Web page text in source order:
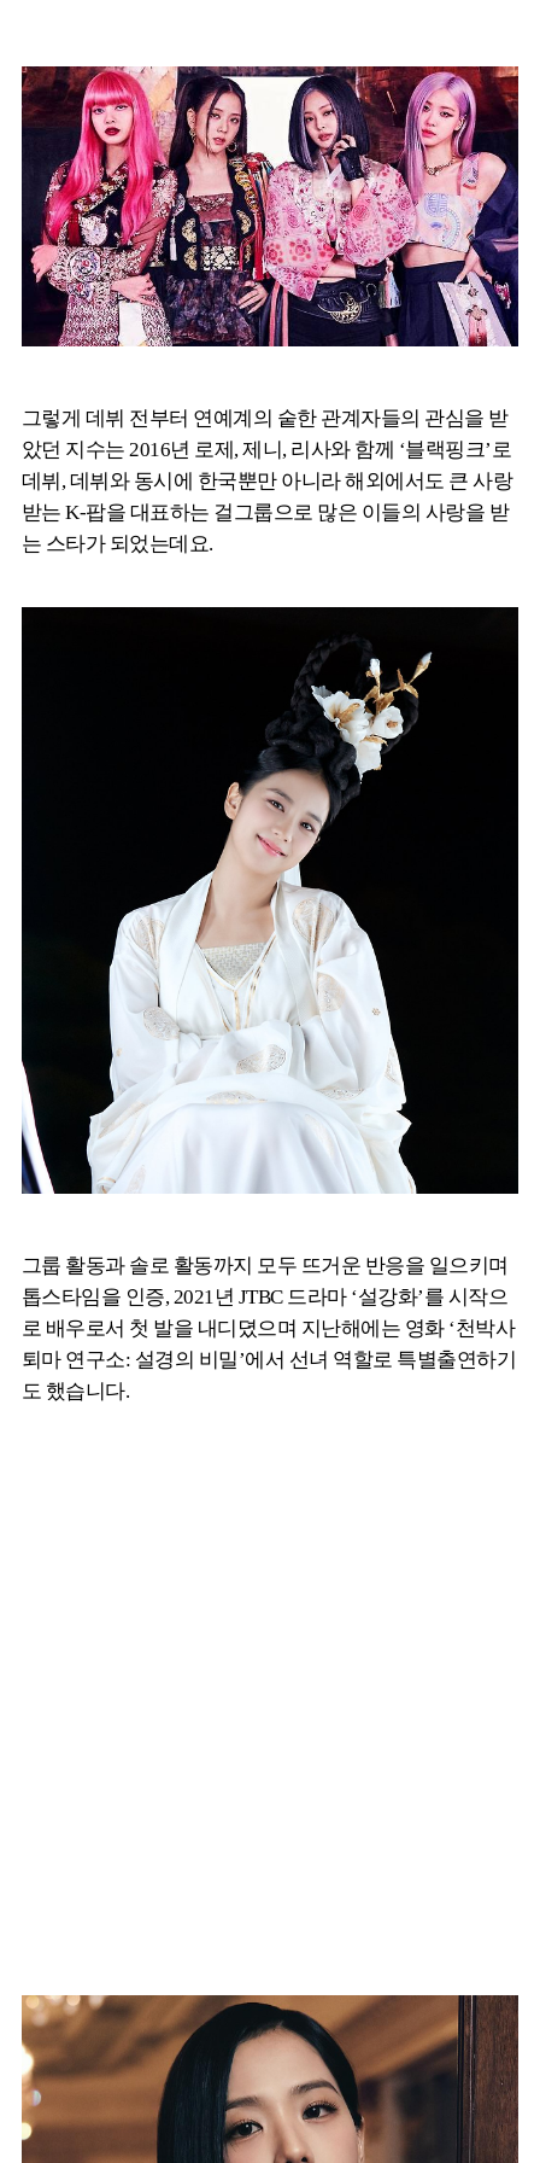
그렇게 데뷔 전부터 연예계의 숱한 관계자들의 관심을 받
았던 지수는 2016년 로제, 제니, 리사와 함께 ‘블랙핑크’로
데뷔, 데뷔와 동시에 한국뿐만 아니라 해외에서도 큰 사랑
받는 K-팝을 대표하는 걸그룹으로 많은 이들의 사랑을 받
는 스타가 되었는데요.
그룹 활동과 솔로 활동까지 모두 뜨거운 반응을 일으키며
톱스타임을 인증, 2021년 JTBC 드라마 ‘설강화’를 시작으
로 배우로서 첫 발을 내디뎠으며 지난해에는 영화 ‘천박사
퇴마 연구소: 설경의 비밀’에서 선녀 역할로 특별출연하기
도 했습니다.